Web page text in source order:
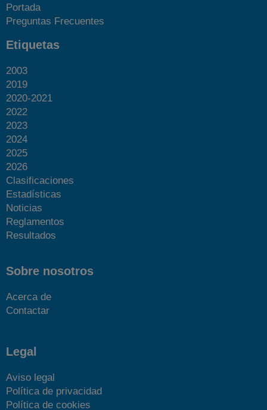
Portada
Preguntas Frecuentes
Etiquetas
2003
2019
2020-2021
2022
2023
2024
2025
2026
Clasificaciones
Estadísticas
Noticias
Reglamentos
Resultados
Sobre nosotros
Acerca de
Contactar
Legal
Aviso legal
Política de privacidad
Política de cookies